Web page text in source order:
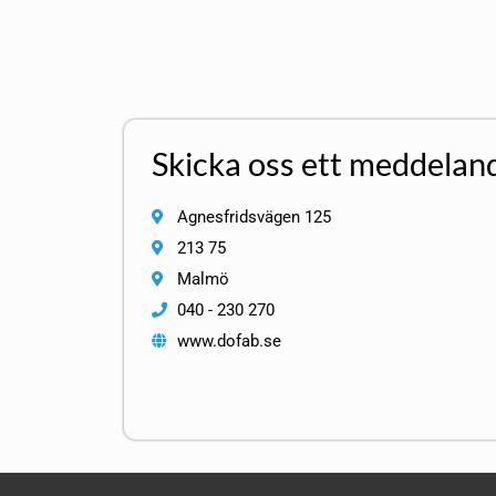
Skicka oss ett
Agnesfridsvägen 125
213 75
Malmö
040 - 230 270
www.dofab.se